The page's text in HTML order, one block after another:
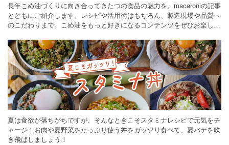
長年こめ油づくりに向き合ってきたつの食品の魅力を、macaroniの記事
とともにご紹介します。レシピや活用術はもちろん、製造現場や品質へ
のこだわりまで。こめ油をもっと好きになるコンテンツをぜひお楽しみ
夏は食欲が落ちがちですが、そんなときこそスタミナレシピで元気をチ
ャージ！お肉や夏野菜をたっぷり使う丼をガッツリ食べて、夏バテを吹
き飛ばしましょう！